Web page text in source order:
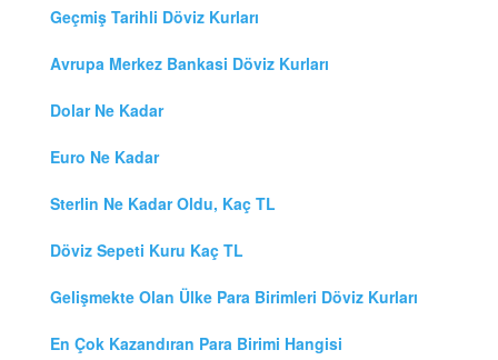
Geçmiş Tarihli Döviz Kurları
Avrupa Merkez Bankasi Döviz Kurları
Dolar Ne Kadar
Euro Ne Kadar
Sterlin Ne Kadar Oldu, Kaç TL
Döviz Sepeti Kuru Kaç TL
Gelişmekte Olan Ülke Para Birimleri Döviz Kurları
En Çok Kazandıran Para Birimi Hangisi